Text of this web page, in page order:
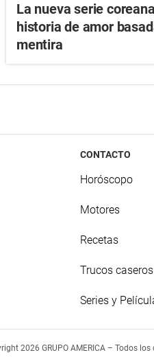
La nueva serie
historia de amor
mentira
CONTACTO
Horóscopo
Motores
Recetas
Trucos caseros
Series y
2026 GRUPO AMERICA – Todos los